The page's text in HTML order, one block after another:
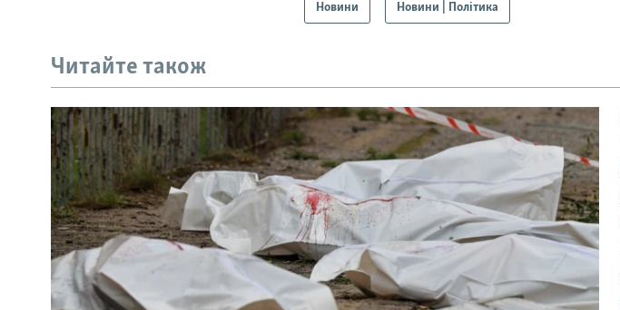
Новини Новини | Політика
Читайте також